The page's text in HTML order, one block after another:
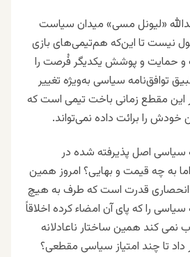
«لیونل مسی» میدان سیاست
نیست تا این‌که هم‌تیمی‌های بازی
حمایت و پوشش یکدیگر فُرصت را
توافق‌نامه سیاسی به‌ویژه تغییر
اين مقطع زمانى باخت تیمی است که
خودش را برائت داده نمی‌تواند.
سیاسی اصل پذیرفته شده در
به چه قیمت و بهایی؟ امروز همین
انحصاری قدرت است که طرف به هیچ
را که پای آن امضاء کرده اخلاقاً
نمی کند همین ساختار ناعادلانه
تا چند امتیاز سیاسی مقطعی؟